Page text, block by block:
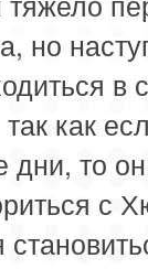
но
в
как
то он
с